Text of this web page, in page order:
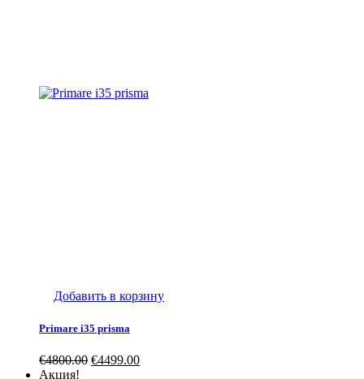
Добавить в корзину
Primare i35 prisma
€4800.00 €4499.00
Акция!